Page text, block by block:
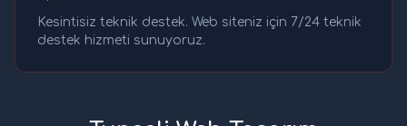
Kesintisiz teknik destek. Web siteniz için 7/24 teknik
destek hizmeti sunuyoruz.